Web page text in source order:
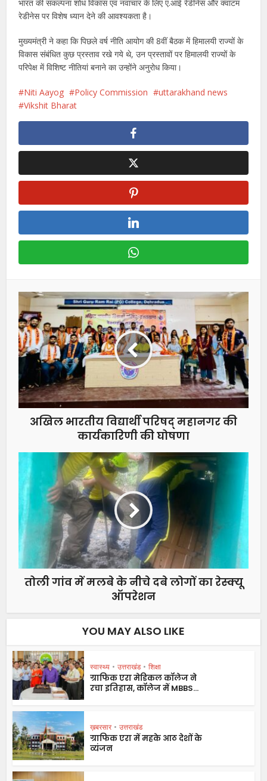
भारत की संकल्पना शोध विकास एवं नवाचार के लिए ए.आई रेडीनेस और क्वांटम
रेडीनेस पर विशेष ध्यान देने की आवश्यकता है।
मुख्यमंत्री ने कहा कि पिछले वर्ष नीति आयोग की 8वीं बैठक में हिमालयी राज्यों के
विकास संबंधित कुछ प्रस्ताव रखे गये थे, उन प्रस्तावों पर हिमालयी राज्यों के
परिपेक्ष में विशिष्ट नीतियां बनाने का उन्होंने अनुरोध किया।
Niti Aayog Policy Commission
uttarakhand news
Vikshit Bharat
अखिल भारतीय विद्यार्थी परिषद् महानगर की
कार्यकारिणी की घोषणा
तोली गांव में मलबे के नीचे दबे लोगों का रेस्क्यू
ऑपरेशन
YOU MAY ALSO LIKE
स्वास्थ्य • उत्तराखंड • शिक्षा
ग्राफिक एरा मेडिकल कॉलेज ने
रचा इतिहास, कॉलेज में MBBS...
ख़बरसार • उत्तराखंड
ग्राफिक एरा में महके आठ देशों के
व्यंजन